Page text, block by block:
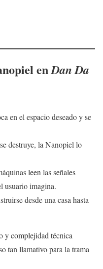
enDan Da
en el espacio deseado y se
destruye, la Nanopiel lo
leen las señales
usuario imagina.
desde una casa hasta
y complejidad técnica
tan llamativo para la trama